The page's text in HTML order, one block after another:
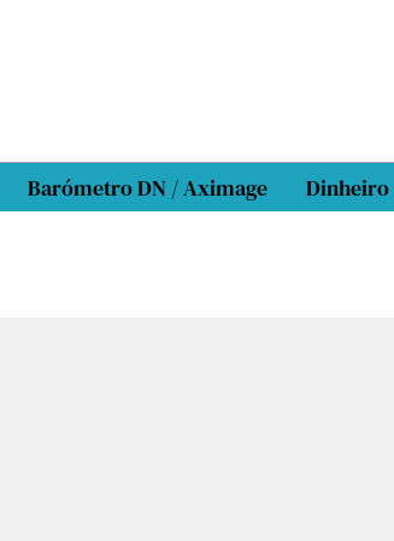
Barómetro DN / Aximage Dinheiro